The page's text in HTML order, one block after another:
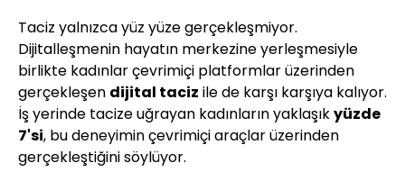
Taciz yalnızca yüz yüze gerçekleşmiyor.
Dijitalleşmenin hayatın merkezine yerleşmesiyle
birlikte kadınlar çevrimiçi platformlar üzerinden
gerçekleşen dijital taciz ile de karşı karşıya kalıyor.
İş yerinde tacize uğrayan kadınların yaklaşıkyüzde
7'si, bu deneyimin çevrimiçi araçlar üzerinden
gerçekleştiğini söylüyor.